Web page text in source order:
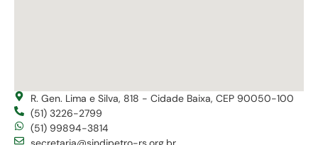
R. Gen. Lima e Silva, 818 - Cidade Baixa, CEP 90050-100
(51) 3226-2799
(51) 99894-3814